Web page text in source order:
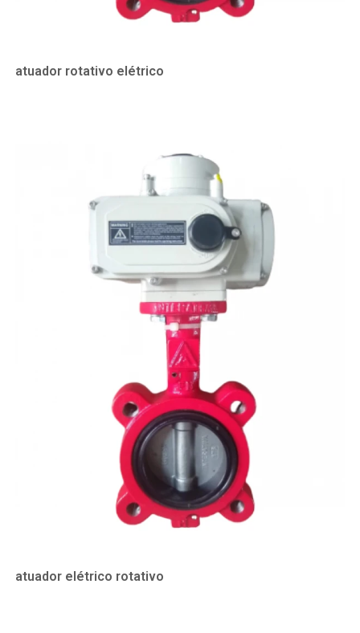
atuador rotativo elétrico
atuador elétrico rotativo